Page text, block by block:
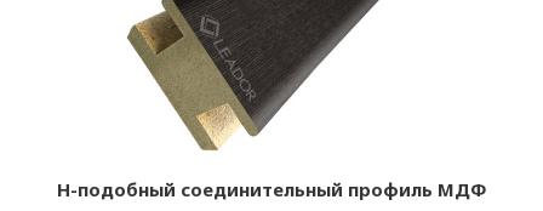
H-подобный соединительный профиль МДФ